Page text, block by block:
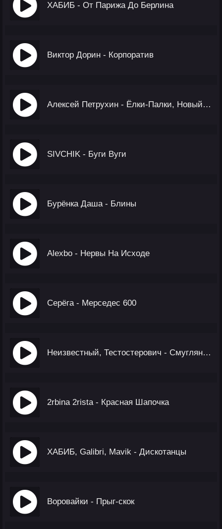
ХАБИБ - От Парижа До Берлина
Виктор Дорин - Корпоратив
Алексей Петрухин - Ёлки-Палки, Новый Год
SIVCHIK - Буги Вуги
Бурёнка Даша - Блины
Alexbo - Нервы На Исходе
Серёга - Мерседес 600
Неизвестный, Тестостерович - Смуглянка (Krause Remix)
2rbina 2rista - Красная Шапочка
ХАБИБ, Galibri, Mavik - Дискотанцы
Воровайки - Прыг-скок